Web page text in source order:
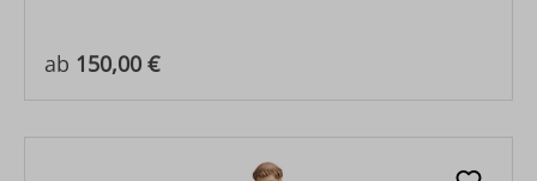
Regulärer Preis:
ab 150,00 €